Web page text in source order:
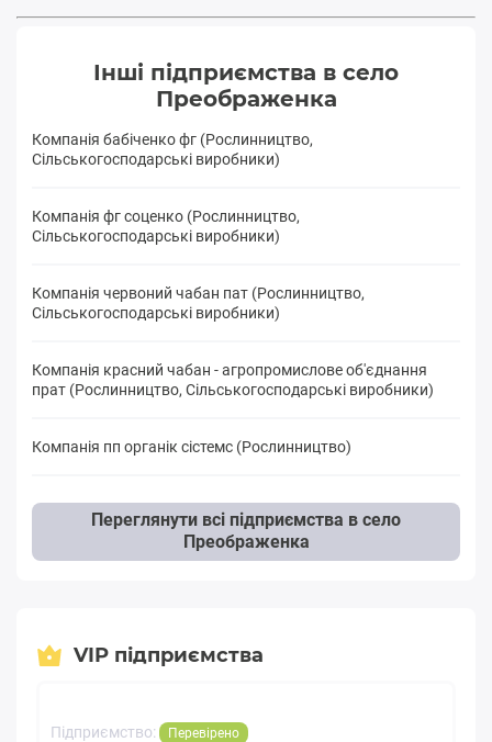
Інші підприємства в село
Преображенка
Компанія бабіченко фг (Рослинництво,
Сільськогосподарські виробники)
Компанія фг соценко (Рослинництво,
Сільськогосподарські виробники)
Компанія червоний чабан пат (Рослинництво,
Сільськогосподарські виробники)
Компанія красний чабан - агропромислове об'єднання
прат (Рослинництво, Сільськогосподарські виробники)
Компанія пп органік сістемс (Рослинництво)
Переглянути всі підприємства в село
Преображенка
VIP підприємства
Підприємство: Перевірено